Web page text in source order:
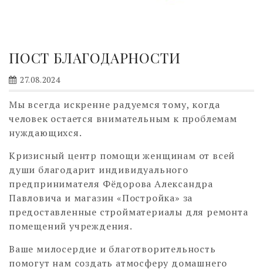
ПОСТ БЛАГОДАРНОСТИ
27.08.2024
Мы всегда искренне радуемся тому, когда
человек остается внимательным к проблемам
нуждающихся.
Кризисный центр помощи женщинам от всей
души благодарит индивидуального
предпринимателя Фёдорова Александра
Павловича и магазин «Постройка» за
предоставленные стройматериалы для ремонта
помещений учреждения.
Ваше милосердие и благотворительность
помогут нам создать атмосферу домашнего